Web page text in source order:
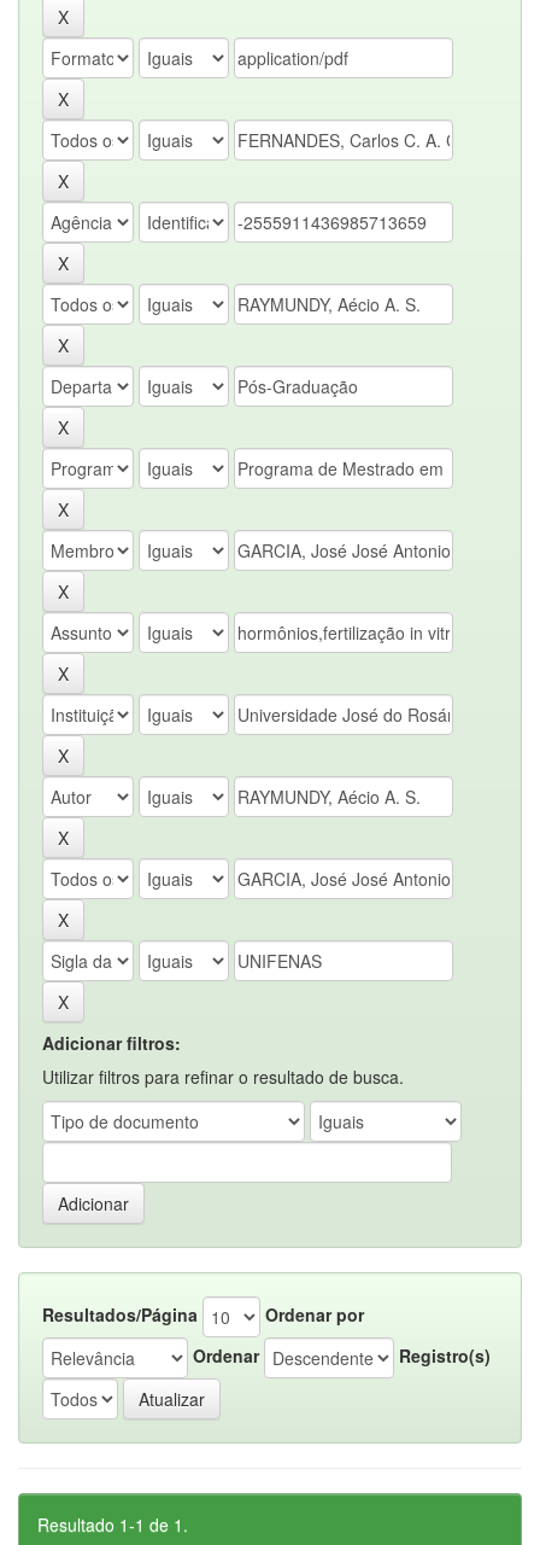
Adicionar filtros:
Utilizar filtros para refinar o resultado de busca.
Resultados/Página
Ordenar por
Ordenar
Registro(s)
Resultado 1-1 de 1.